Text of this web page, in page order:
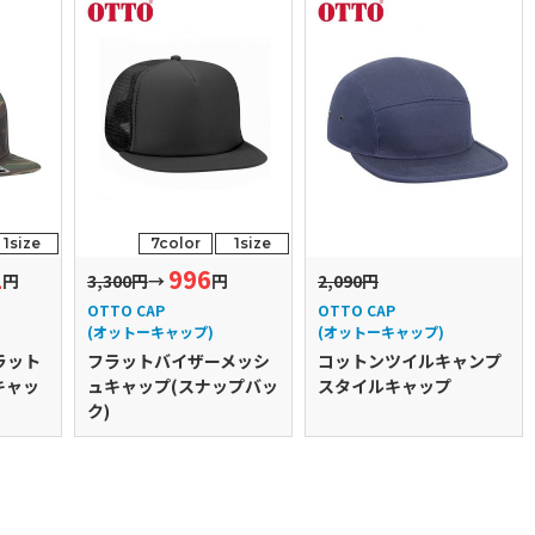
1size
円
ット
ッ
7color 1size
3,300円→ 996円
OTTO CAP
(オットーキャップ)
フラットバイザーメッシ
ュキャップ(スナップバッ
ク)
2,090円
OTTO CAP
(オットーキャップ)
コットンツイルキャンプ
スタイルキャップ